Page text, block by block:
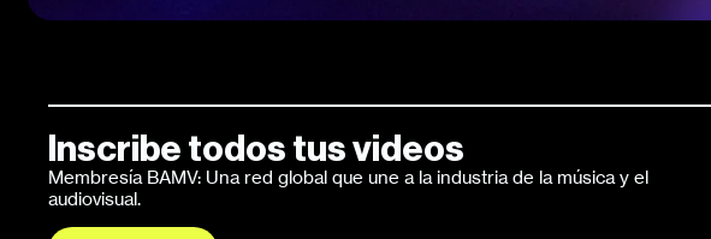
Inscribe todos tus videos
Membresía BAMV: Una red global que une a la industria de la música y el
audiovisual.